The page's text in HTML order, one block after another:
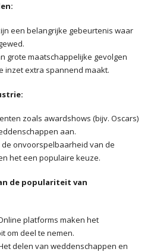
een belangrijke gebeurtenis waar
grote maatschappelijke gevolgen
inzet extra spannend maakt.
zoals awardshows (bijv. Oscars)
aan.
de onvoorspelbaarheid van de
het een populaire keuze.
de populariteit van
platforms maken het
om deel te nemen.
delen van weddenschappen en